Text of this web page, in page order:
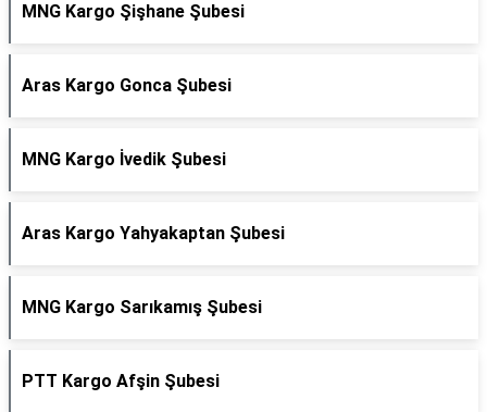
MNG Kargo Şişhane Şubesi
Aras Kargo Gonca Şubesi
MNG Kargo İvedik Şubesi
Aras Kargo Yahyakaptan Şubesi
MNG Kargo Sarıkamış Şubesi
PTT Kargo Afşin Şubesi